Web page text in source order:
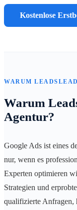
Kostenlose
WARUM
Warum
Agentur?
Google Ads ist eines
nur, wenn es
Experten optimieren
Strategien und
qualifizierte Anfragen,